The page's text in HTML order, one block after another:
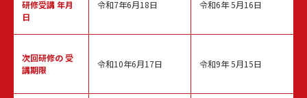
研修受講 年月
日
次回研修の受
講期限
令和7年6月18日
令和10年6月17日
令和6年 5月16日
令和9年 5月15日